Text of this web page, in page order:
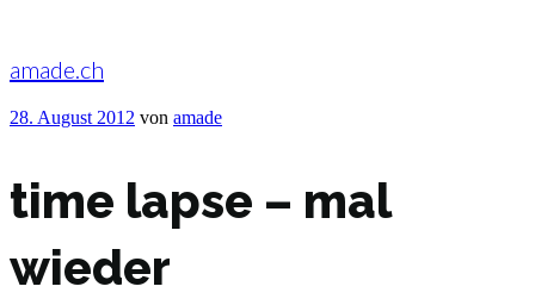
springen
amade.ch
Veröffentlicht
28. August 2012 von amade
time lapse – mal
wieder